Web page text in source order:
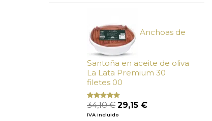
Anchoas de
Santoña en aceite de oliva
La Lata Premium 30
filetes 00
Valorado
con
de 5
34,10€ El
precio
29,15 €El
IVA incluido